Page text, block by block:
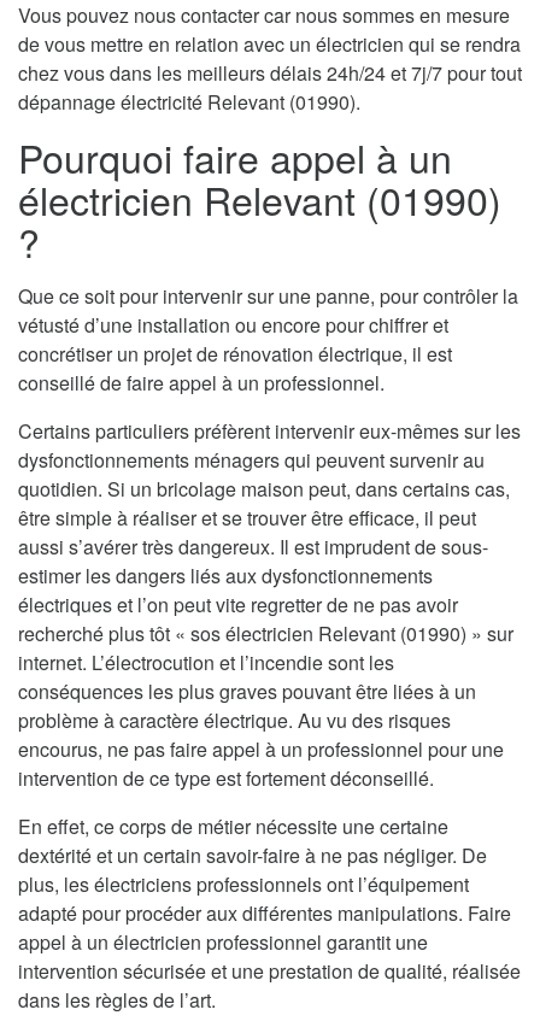
Vous pouvez nous contacter car nous sommes en mesure
de vous mettre en relation avec un électricien qui se rendra
chez vous dans les meilleurs délais 24h/24 et 7j/7 pour tout
dépannage électricité Relevant (01990).
Pourquoi faire appel à un
électricien Relevant (01990)
?
Que ce soit pour intervenir sur une panne, pour contrôler la
vétusté d’une installation ou encore pour chiffrer et
concrétiser un projet de rénovation électrique, il est
conseillé de faire appel à un professionnel.
Certains particuliers préfèrent intervenir eux-mêmes sur les
dysfonctionnements ménagers qui peuvent survenir au
quotidien. Si un bricolage maison peut, dans certains cas,
être simple à réaliser et se trouver être efficace, il peut
aussi s’avérer très dangereux. Il est imprudent de sous-
estimer les dangers liés aux dysfonctionnements
électriques et l’on peut vite regretter de ne pas avoir
recherché plus tôt « sos électricien Relevant (01990) » sur
internet. L’électrocution et l’incendie sont les
conséquences les plus graves pouvant être liées à un
problème à caractère électrique. Au vu des risques
encourus, ne pas faire appel à un professionnel pour une
intervention de ce type est fortement déconseillé.
En effet, ce corps de métier nécessite une certaine
dextérité et un certain savoir-faire à ne pas négliger. De
plus, les électriciens professionnels ont l’équipement
adapté pour procéder aux différentes manipulations. Faire
appel à un électricien professionnel garantit une
intervention sécurisée et une prestation de qualité, réalisée
dans les règles de l’art.